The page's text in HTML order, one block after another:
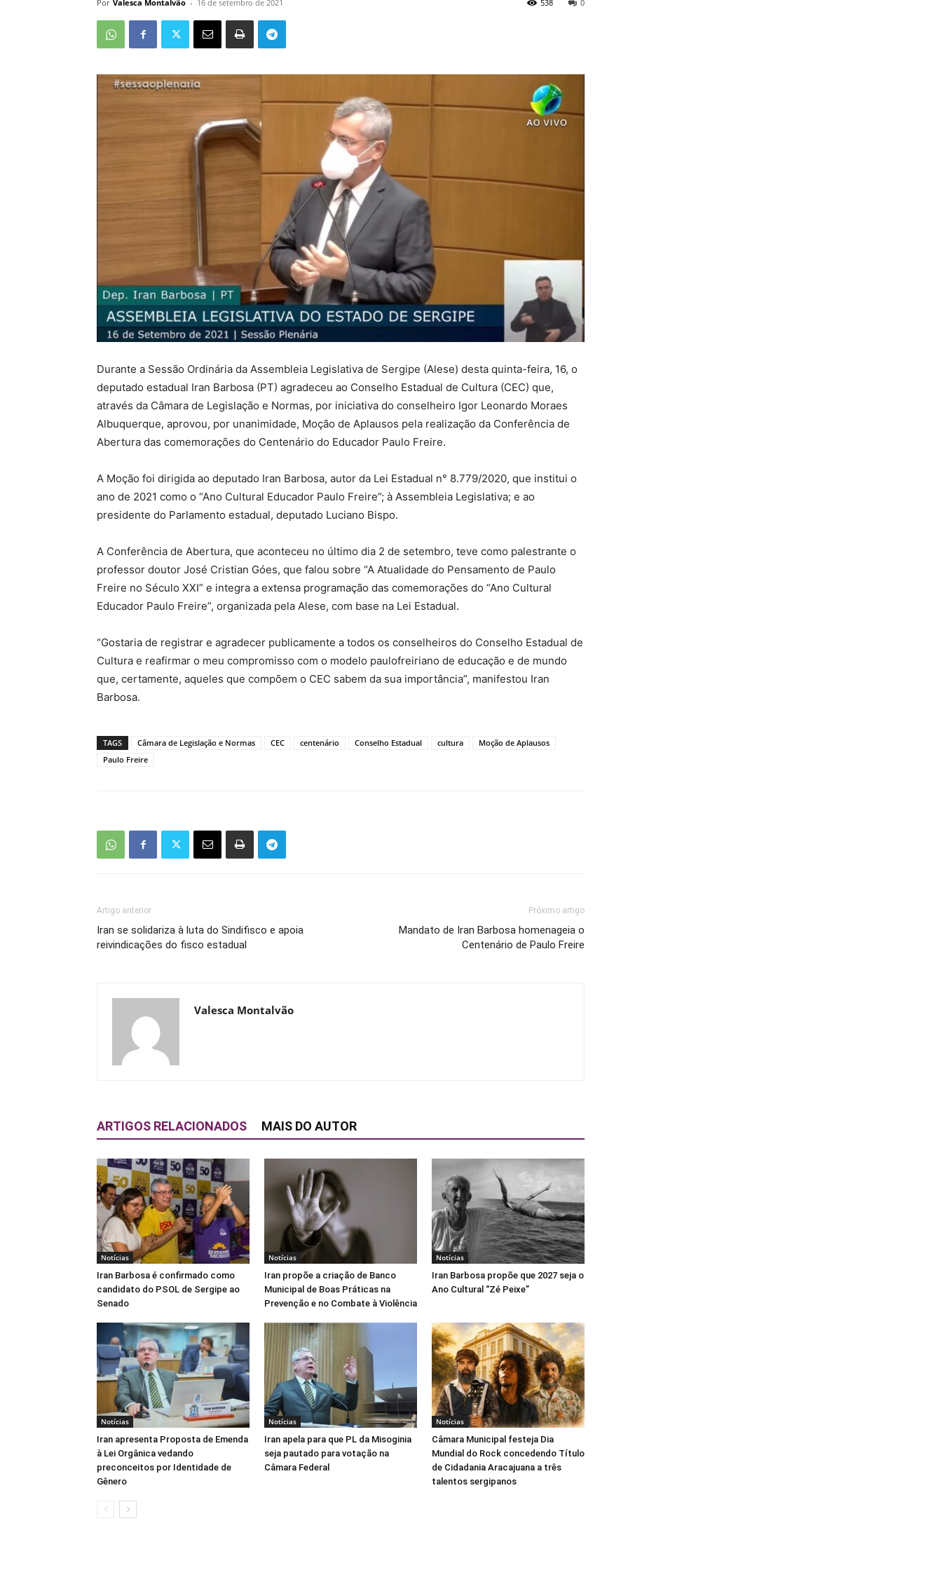
Por Valesca Montalvão - 16 de setembro de 2021 0
538
Durante a Sessão Ordinária da Assembleia Legislativa de Sergipe (Alese) desta quinta-feira, 16, o
deputado estadual Iran Barbosa (PT) agradeceu ao Conselho Estadual de Cultura (CEC) que,
através da Câmara de Legislação e Normas, por iniciativa do conselheiro Igor Leonardo Moraes
Albuquerque, aprovou, por unanimidade, Moção de Aplausos pela realização da Conferência de
Abertura das comemorações do Centenário do Educador Paulo Freire.
A Moção foi dirigida ao deputado Iran Barbosa, autor da Lei Estadual n° 8.779/2020, que institui o
ano de 2021 como o “Ano Cultural Educador Paulo Freire”; à Assembleia Legislativa; e ao
presidente do Parlamento estadual, deputado Luciano Bispo.
A Conferência de Abertura, que aconteceu no último dia 2 de setembro, teve como palestrante o
professor doutor José Cristian Góes, que falou sobre “A Atualidade do Pensamento de Paulo
Freire no Século XXI” e integra a extensa programação das comemorações do “Ano Cultural
Educador Paulo Freire”, organizada pela Alese, com base na Lei Estadual.
“Gostaria de registrar e agradecer publicamente a todos os conselheiros do Conselho Estadual de
Cultura e reafirmar o meu compromisso com o modelo paulofreiriano de educação e de mundo
que, certamente, aqueles que compõem o CEC sabem da sua importância”, manifestou Iran
Barbosa.
TAGS Câmara de Legislação e Normas CEC centenário Conselho Estadual cultura
Moção de Aplausos
Paulo Freire
Artigo anterior
Iran se solidariza à luta do Sindifisco e apoia
reivindicações do fisco estadual
Próximo artigo
Mandato de Iran Barbosa homenageia o
Centenário de Paulo Freire
Valesca Montalvão
ARTIGOS RELACIONADOS MAIS DO AUTOR
Notícias
Iran Barbosa é confirmado como
candidato do PSOL de Sergipe ao
Senado
Notícias
Iran propõe a criação de Banco
Municipal de Boas Práticas na
Prevenção e no Combate à Violência
Notícias
Iran Barbosa propõe que 2027 seja o
Ano Cultural “Zé Peixe”
Notícias
Iran apresenta Proposta de Emenda
à Lei Orgânica vedando
preconceitos por Identidade de
Gênero
Notícias
Iran apela para que PL da Misoginia
seja pautado para votação na
Câmara Federal
Notícias
Câmara Municipal festeja Dia
Mundial do Rock concedendo Título
de Cidadania Aracajuana a três
talentos sergipanos